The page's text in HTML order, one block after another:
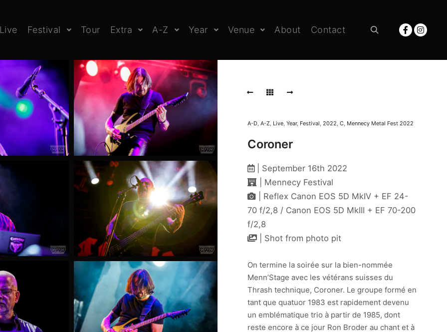
Live Festival Tour Extra A-Z Year Venue About Contact
A-D, A-Z, Live, Year, Festival, 2022, C, Mennecy Metal Fest 2022
Coroner
| September 16th 2022
| Mennecy Festival
| Reflex Canon EOS 5D MkIV + EF 24-
70 f/2,8 / Canon EOS 5D MkIII + EF 70-200
f/2,8
| Shot from photo pit
On termine la soirée sur la bien-nommée
Menn’Stage avec les vétérans suisses du
Thrash technique, Coroner. Le groupe formé en
tant que quatuor 1983 est rapidement devenu
un emblématique trio à partir de 1985, dont
reste encore à ce jour Ron Broder au chant et à